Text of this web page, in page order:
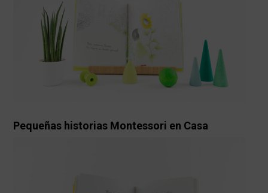
Pequeñas historias Montessori en Casa